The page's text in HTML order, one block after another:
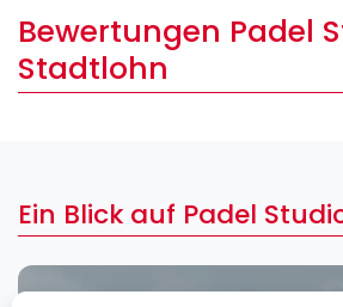
Turniere
International
Playtomic
Frauen
FIP Frauen
Bewertungen Padel
Stadtlohn
Ein Blick auf Padel